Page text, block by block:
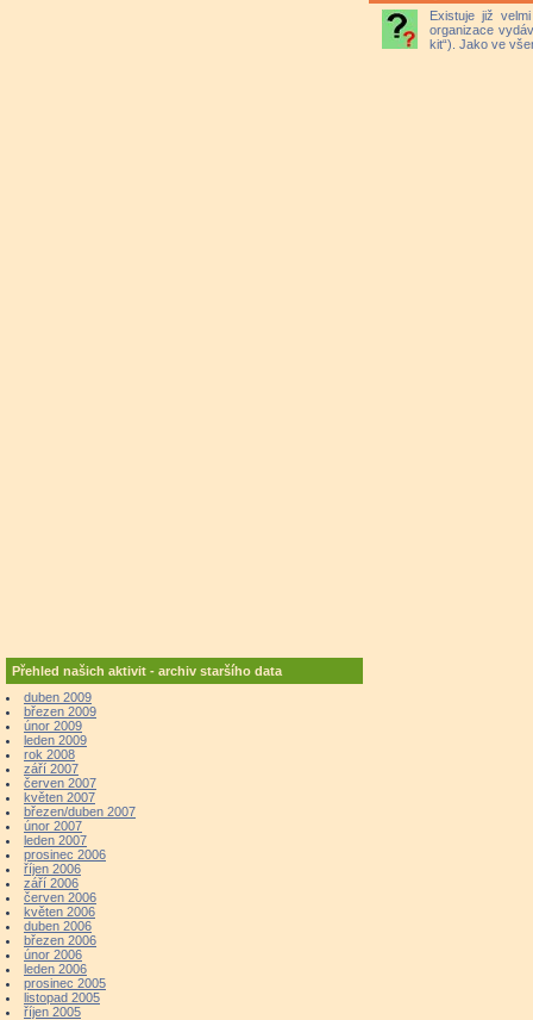
Přehled našich aktivit - archiv staršího data
duben 2009
březen 2009
únor 2009
leden 2009
rok 2008
září 2007
červen 2007
květen 2007
březen/duben 2007
únor 2007
leden 2007
prosinec 2006
říjen 2006
září 2006
červen 2006
květen 2006
duben 2006
březen 2006
únor 2006
leden 2006
prosinec 2005
listopad 2005
říjen 2005
Existuje již
organizace
kit“). Jako ve